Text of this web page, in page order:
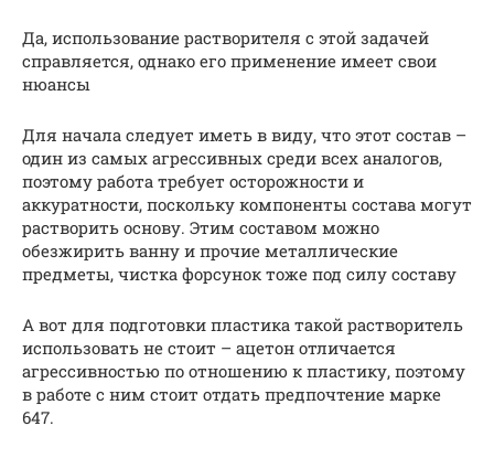
Да, использование растворителя с этой задачей
справляется, однако его применение имеет свои
нюансы
Для начала следует иметь в виду, что этот состав –
один из самых агрессивных среди всех аналогов,
поэтому работа требует осторожности и
аккуратности, поскольку компоненты состава могут
растворить основу. Этим составом можно
обезжирить ванну и прочие металлические
предметы, чистка форсунок тоже под силу составу
А вот для подготовки пластика такой растворитель
использовать не стоит – ацетон отличается
агрессивностью по отношению к пластику, поэтому
в работе с ним стоит отдать предпочтение марке
647.